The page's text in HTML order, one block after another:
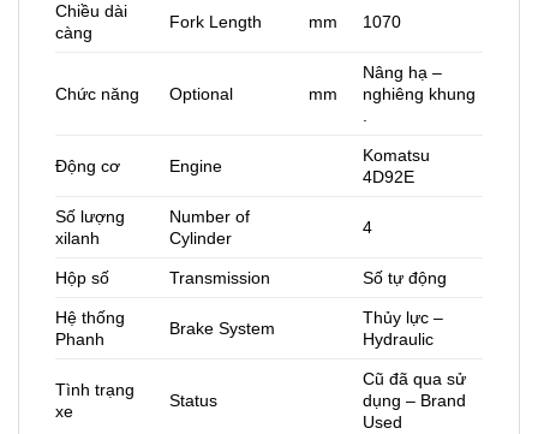
Chiều dài
càng
Fork Length mm 1070
Chức năng Optional mm
Nâng hạ –
nghiêng khung
.
Động cơ Engine
Komatsu
4D92E
Số lượng
xilanh
Number of
Cylinder
4
Hộp số Transmission Số tự động
Hệ thống
Phanh
Brake System
Thủy lực –
Hydraulic
Tình trạng
xe
Status
Cũ đã qua sử
dụng – Brand
Used